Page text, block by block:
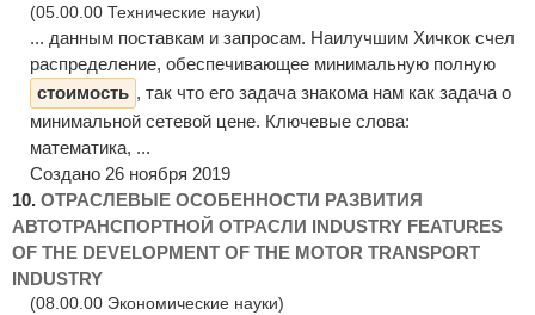
(05.00.00 Технические науки)
... данным поставкам и запросам. Наилучшим Хичкок счел
распределение, обеспечивающее минимальную полную
стоимость , так что его задача знакома нам как задача о
минимальной сетевой цене. Ключевые слова:
математика, ...
Создано 26 ноября 2019
10. ОТРАСЛЕВЫЕ ОСОБЕННОСТИ РАЗВИТИЯ
АВТОТРАНСПОРТНОЙ ОТРАСЛИ INDUSTRY FEATURES
OF THE DEVELOPMENT OF THE MOTOR TRANSPORT
INDUSTRY
(08.00.00 Экономические науки)